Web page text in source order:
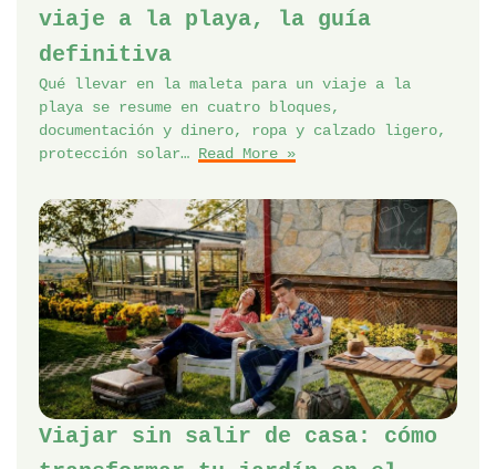
viaje a la playa, la guía
definitiva
Qué llevar en la maleta para un viaje a la
playa se resume en cuatro bloques,
documentación y dinero, ropa y calzado ligero,
protección solar… Read More »
Viajar sin salir de casa: cómo